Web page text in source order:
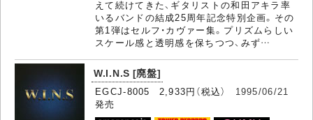
えて続けてきた、ギタリストの和田アキラ率
いるバンドの結成25周年記念特別企画。その
第1弾はセルフ・カヴァー集。プリズムらしい
スケール感と透明感を保ちつつ、みず…
W.I.N.S [廃盤]
EGCJ-8005 2,933円（税込） 1995/06/21
発売